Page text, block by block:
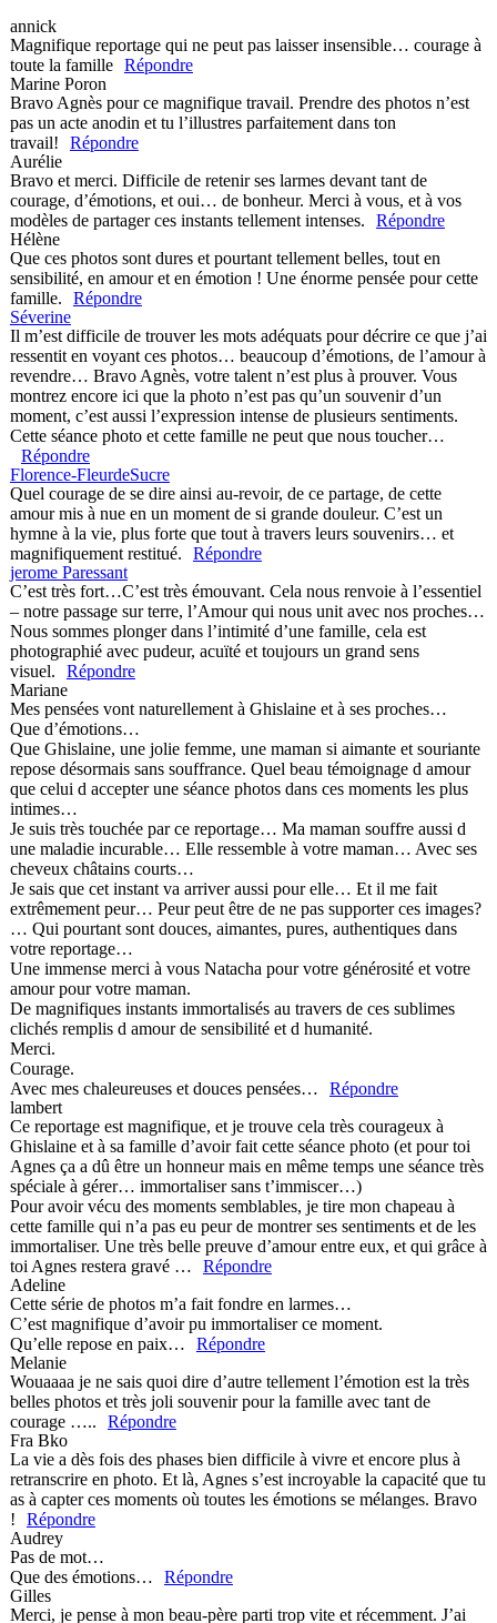
Your email isnever published or shared. Required fields are
marked *
Save my name, email, and website in this browser for the next
time I comment.
Post Comment
annick
Magnifique reportage qui ne peut pas laisser insensible… courage à
toute la famille Répondre
Marine Poron
Bravo Agnès pour ce magnifique travail. Prendre des photos n’est
pas un acte anodin et tu l’illustres parfaitement dans ton
travail!
Répondre
Aurélie
Bravo et merci. Difficile de retenir ses larmes devant tant de
courage, d’émotions, et oui… de bonheur. Merci à vous, et à vos
modèles de partager ces instants tellement intenses.
Répondre
Hélène
Que ces photos sont dures et pourtant tellement belles, tout en
sensibilité, en amour et en émotion ! Une énorme pensée pour cette
famille.
Répondre
Séverine
Il m’est difficile de trouver les mots adéquats pour décrire ce que j’ai
ressentit en voyant ces photos… beaucoup d’émotions, de l’amour à
revendre… Bravo Agnès, votre talent n’est plus à prouver. Vous
montrez encore ici que la photo n’est pas qu’un souvenir d’un
moment, c’est aussi l’expression intense de plusieurs sentiments.
Cette séance photo et cette famille ne peut que nous toucher…
Répondre
Florence-FleurdeSucre
Quel courage de se dire ainsi au-revoir, de ce partage, de cette
amour mis à nue en un moment de si grande douleur. C’est un
hymne à la vie, plus forte que tout à travers leurs souvenirs… et
magnifiquement restitué.
Répondre
jerome Paressant
C’est très fort…C’est très émouvant. Cela nous renvoie à l’essentiel
– notre passage sur terre, l’Amour qui nous unit avec nos proches…
Nous sommes plonger dans l’intimité d’une famille, cela est
photographié avec pudeur, acuïté et toujours un grand sens
visuel.
Répondre
Mariane
Mes pensées vont naturellement à Ghislaine et à ses proches…
Que d’émotions…
Que Ghislaine, une jolie femme, une maman si aimante et souriante
repose désormais sans souffrance. Quel beau témoignage d amour
que celui d accepter une séance photos dans ces moments les plus
intimes…
Je suis très touchée par ce reportage… Ma maman souffre aussi d
une maladie incurable… Elle ressemble à votre maman… Avec ses
cheveux châtains courts…
Je sais que cet instant va arriver aussi pour elle… Et il me fait
extrêmement peur… Peur peut être de ne pas supporter ces images?
… Qui pourtant sont douces, aimantes, pures, authentiques dans
votre reportage…
Une immense merci à vous Natacha pour votre générosité et votre
amour pour votre maman.
De magnifiques instants immortalisés au travers de ces sublimes
clichés remplis d amour de sensibilité et d humanité.
Merci.
Courage.
Avec mes chaleureuses et douces pensées…
Répondre
lambert
Ce reportage est magnifique, et je trouve cela très courageux à
Ghislaine et à sa famille d’avoir fait cette séance photo (et pour toi
Agnes ça a dû être un honneur mais en même temps une séance très
spéciale à gérer… immortaliser sans t’immiscer…)
Pour avoir vécu des moments semblables, je tire mon chapeau à
cette famille qui n’a pas eu peur de montrer ses sentiments et de les
immortaliser. Une très belle preuve d’amour entre eux, et qui grâce à
toi Agnes restera gravé …
Répondre
Adeline
Cette série de photos m’a fait fondre en larmes…
C’est magnifique d’avoir pu immortaliser ce moment.
Qu’elle repose en paix…
Répondre
Melanie
Wouaaaa je ne sais quoi dire d’autre tellement l’émotion est la très
belles photos et très joli souvenir pour la famille avec tant de
courage …..
Répondre
Fra Bko
La vie a dès fois des phases bien difficile à vivre et encore plus à
retranscrire en photo. Et là, Agnes s’est incroyable la capacité que tu
as à capter ces moments où toutes les émotions se mélanges. Bravo
!
Répondre
Audrey
Pas de mot…
Que des émotions…
Répondre
Gilles
Merci, je pense à mon beau-père parti trop vite et récemment. J’ai